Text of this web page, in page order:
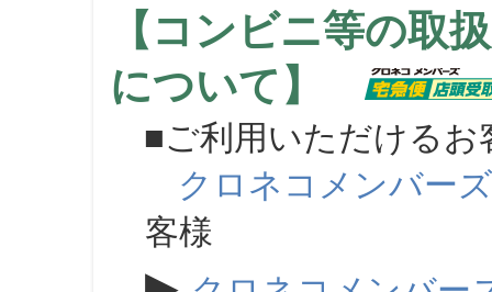
【コンビニ等の取
について】
■ご利用いただけるお
クロネコメンバーズ
客様